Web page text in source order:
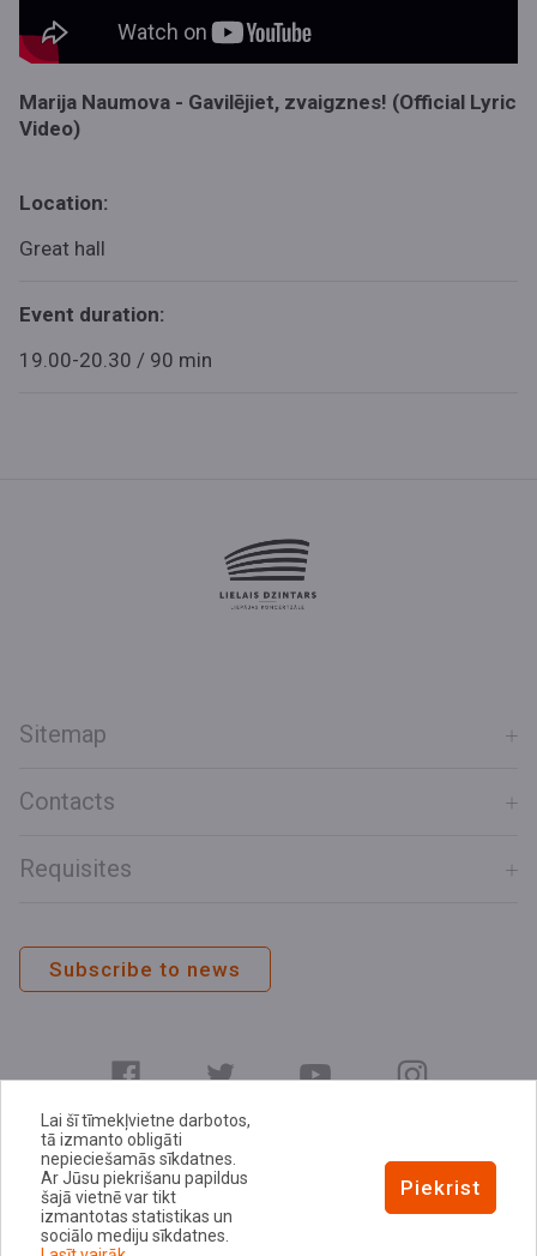
Marija Naumova - Gavilējiet, zvaigznes! (Official Lyric
Video)
Location:
Great hall
Event duration:
19.00-20.30 / 90 min
Sitemap
Contacts
Requisites
Subscribe to news
E-address
Privacy Policy
Cookie Policy
Lai šī tīmekļvietne darbotos,
tā izmanto obligāti
nepieciešamās sīkdatnes.
Ar Jūsu piekrišanu papildus
šajā vietnē var tikt
izmantotas statistikas un
sociālo mediju sīkdatnes.
Piekrist